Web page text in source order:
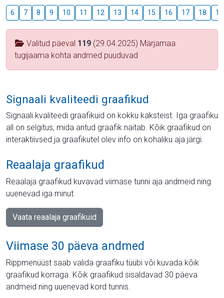
6 7 8 9 10 11 12 13 14 15 16 17 18 19
Valitud päeval 119 (29.04.2025) Märjamaa
tugijaama kohta andmed puuduvad
Signaali kvaliteedi graafikud
Signaali kvaliteedi graafikuid on kokku kaksteist. Iga graafiku
all on selgitus, mida antud graafik näitab. Kõik graafikud on
interaktiivsed ja graafikutel olev info on kohaliku aja järgi.
Reaalaja graafikud
Reaalaja graafikud kuvavad viimase tunni aja andmeid ning
uuenevad iga minut.
Vaata reaalaja graafikuid
Viimase 30 päeva andmed
Rippmenüüst saab valida graafiku tüübi või kuvada kõik
graafikud korraga. Kõik graafikud sisaldavad 30 päeva
andmeid ning uuenevad kord tunnis.